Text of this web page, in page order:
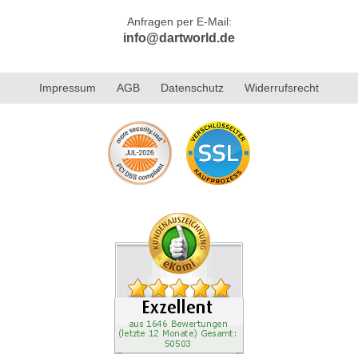
Anfragen per E-Mail:
info@dartworld.de
Impressum AGB Datenschutz Widerrufsrecht